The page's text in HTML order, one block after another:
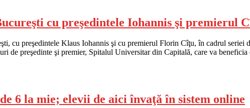
cu preşedintele Iohannis şi premierul
cu preşedintele Klaus Iohannis şi cu premierul Florin Cîţu, în cadrul seriei
de preşedinte şi premier, Spitalul Universitar din Capitală, care va
6 la mie; elevii de aici învaţă în sistem online